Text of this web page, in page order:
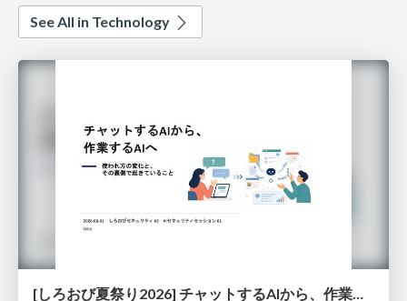
See All in Technology